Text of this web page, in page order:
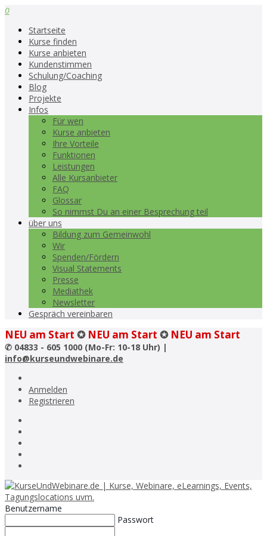
0
Startseite
Kurse finden
Kurse anbieten
Kundenstimmen
Schulung/Coaching
Blog
Projekte
Infos
Für wen
Kurse anbieten
Ihre Vorteile
Funktionen
Leistungen
Alle Kursanbieter
FAQ
Glossar
So nimmst Du an einer Besprechung teil
über uns
Bildung zum Gemeinwohl
Wir
Spenden/Fördern
Visual Statements
Presse
Mediathek
Newsletter
Gespräch vereinbaren
NEU am Start ✪ NEU am Start ✪ NEU am Start
✆ 04833 - 605 1000 (Mo-Fr: 10-18 Uhr) |
info@kurseundwebinare.de
Anmelden
Registrieren
Benutzername
Passwort